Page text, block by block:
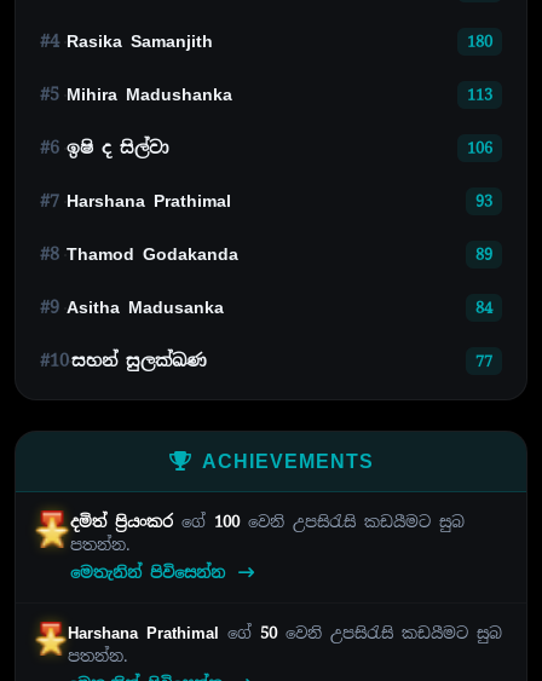
#4 Rasika Samanjith 180
#5 Mihira Madushanka 113
#6 ඉෂි ද සිල්වා 106
#7 Harshana Prathimal 93
#8 Thamod Godakanda 89
#9 Asitha Madusanka 84
#10සහන් සුලක්ඛණ 77
ACHIEVEMENTS
දමිත් ප්‍රියංකරගේ 100වෙනි උපසිරැසි කඩයීමට සුබ
පතන්න.
මෙතැනින් පිවිසෙන්න
Harshana Prathimal ගේ 50වෙනි උපසිරැසි කඩයීමට සුබ
පතන්න.